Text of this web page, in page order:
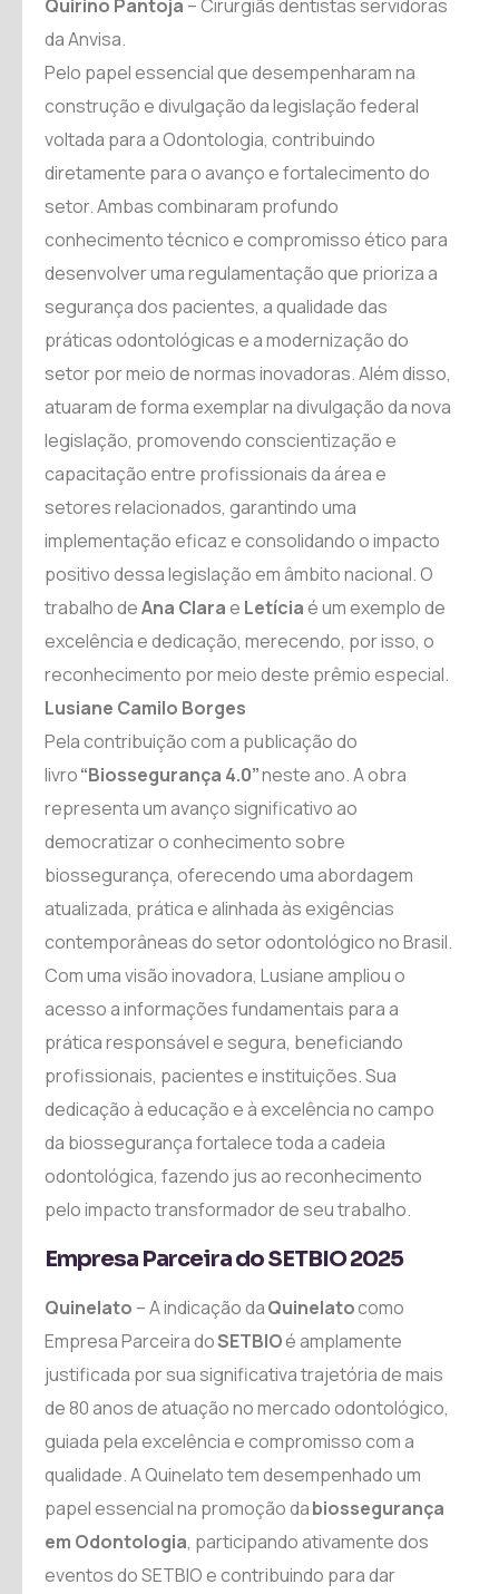
Quirino Pantoja – Cirurgiãs dentistas servidoras
da Anvisa.
Pelo papel essencial que desempenharam na
construção e divulgação da legislação federal
voltada para a Odontologia, contribuindo
diretamente para o avanço e fortalecimento do
setor. Ambas combinaram profundo
conhecimento técnico e compromisso ético para
desenvolver uma regulamentação que prioriza a
segurança dos pacientes, a qualidade das
práticas odontológicas e a modernização do
setor por meio de normas inovadoras. Além disso,
atuaram de forma exemplar na divulgação da nova
legislação, promovendo conscientização e
capacitação entre profissionais da área e
setores relacionados, garantindo uma
implementação eficaz e consolidando o impacto
positivo dessa legislação em âmbito nacional. O
trabalho deAna Clarae Letíciaé um exemplo de
excelência e dedicação, merecendo, por isso, o
reconhecimento por meio deste prêmio especial.
Lusiane Camilo Borges
Pela contribuição com a publicação do
livro“Biossegurança 4.0”neste ano. A obra
representa um avanço significativo ao
democratizar o conhecimento sobre
biossegurança, oferecendo uma abordagem
atualizada, prática e alinhada às exigências
contemporâneas do setor odontológico no Brasil.
Com uma visão inovadora, Lusiane ampliou o
acesso a informações fundamentais para a
prática responsável e segura, beneficiando
profissionais, pacientes e instituições. Sua
dedicação à educação e à excelência no campo
da biossegurança fortalece toda a cadeia
odontológica, fazendo jus ao reconhecimento
pelo impacto transformador de seu trabalho.
Empresa Parceira do SETBIO 2025
Quinelato – A indicação daQuinelatocomo
Empresa Parceira doSETBIOé amplamente
justificada por sua significativa trajetória de mais
de 80 anos de atuação no mercado odontológico,
guiada pela excelência e compromisso com a
qualidade. A Quinelato tem desempenhado um
papel essencial na promoção dabiossegurança
em Odontologia, participando ativamente dos
eventos do SETBIO e contribuindo para dar